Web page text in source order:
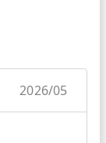
2026/05